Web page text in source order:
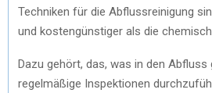
Techniken für die Abflussreinigung
und kostengünstiger als die
Dazu gehört, das, was in den Abfluss
regelmäßige Inspektionen